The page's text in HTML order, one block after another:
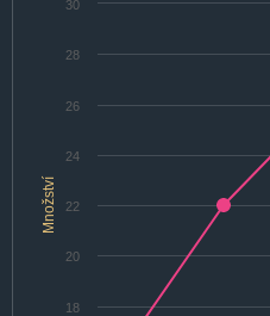
Množství
18
20
22
24
26
28
30